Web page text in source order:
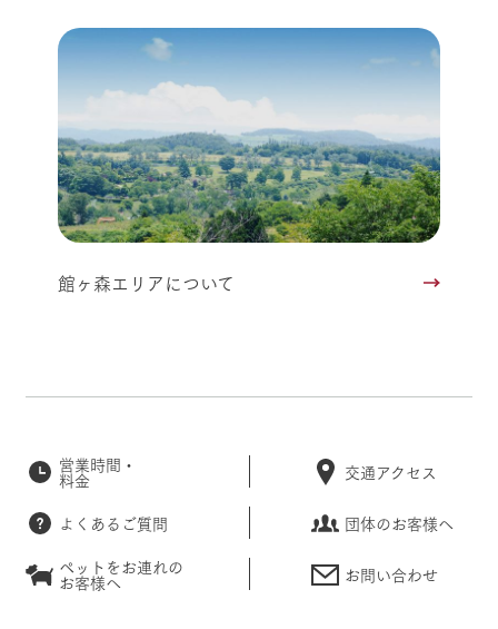
館ヶ森エリアについて
営業時間・
料金 交通アクセス
よくあるご質問
団体のお客様へ
ペットをお連れの
お客様へ お問い合わせ